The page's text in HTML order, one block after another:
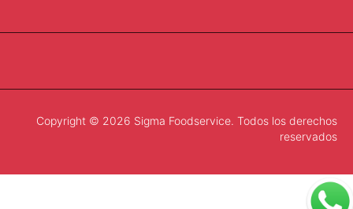
Copyright © 2026 Sigma Foodservice. Todos los derechos
reservados